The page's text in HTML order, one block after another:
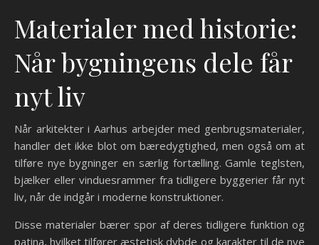
Materialer med historie:
Når bygningens dele får
nyt liv
Når arkitekter i Aarhus arbejder med genbrugsmaterialer,
handler det ikke blot om bæredygtighed, men også om at
tilføre nye bygninger en særlig fortælling. Gamle teglsten,
bjælker eller vinduesrammer fra tidligere byggerier får nyt
liv, når de indgår i moderne konstruktioner.
Disse materialer bærer spor af deres tidligere funktion og
patina, hvilket tilfører æstetisk dybde og karakter til de nye